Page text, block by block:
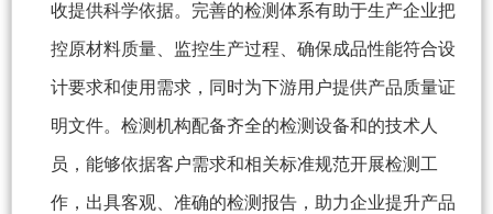
收提供科学依据。完善的检测体系有助于生产企业把
控原材料质量、监控生产过程、确保成品性能符合设
计要求和使用需求，同时为下游用户提供产品质量证
明文件。检测机构配备齐全的检测设备和的技术人
员，能够依据客户需求和相关标准规范开展检测工
作，出具客观、准确的检测报告，助力企业提升产品